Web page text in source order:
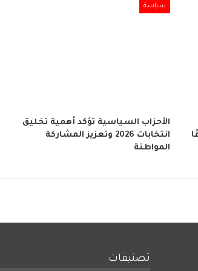
سياسة
الأحزاب السياسية تؤكد أهمية تخليق
انتخابات 2026 وتعزيز المشاركة
المواطنة
تصنيفات